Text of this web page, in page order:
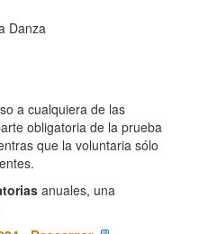
Danza
a cualquiera de las
obligatoria de la prueba
que la voluntaria sólo
anuales, una